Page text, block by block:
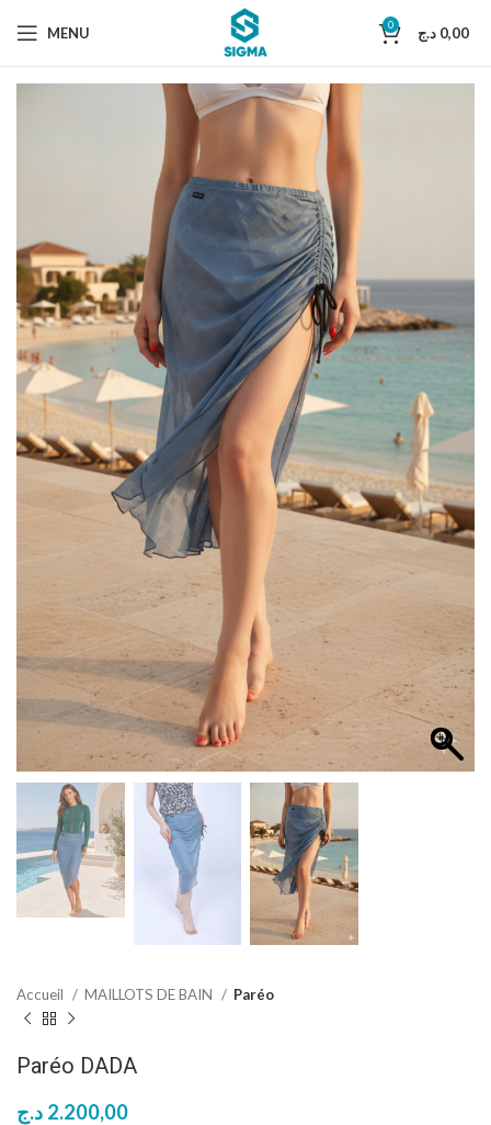
MENU 0 0,00 د.ج
Accueil MAILLOTS DE BAIN Paréo
Paréo DADA
2.200,00 د.ج